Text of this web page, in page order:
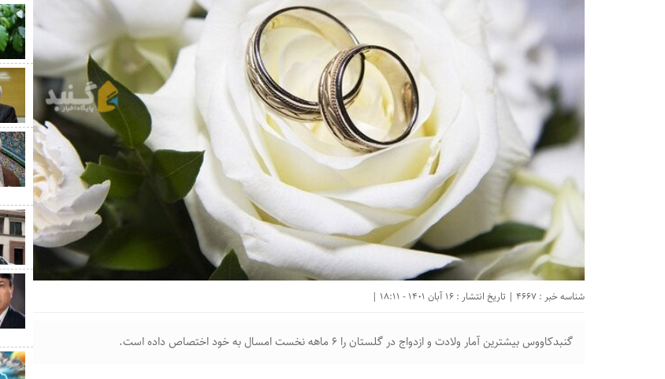
شناسه خبر : 4667 | تاریخ انتشار : 16 آبان 1401 - 18:11 |
گنبدکاووس بیشترین آمار ولادت و ازدواج در گلستان را ۶ ماهه نخست امسال به خود اختصاص داده است.